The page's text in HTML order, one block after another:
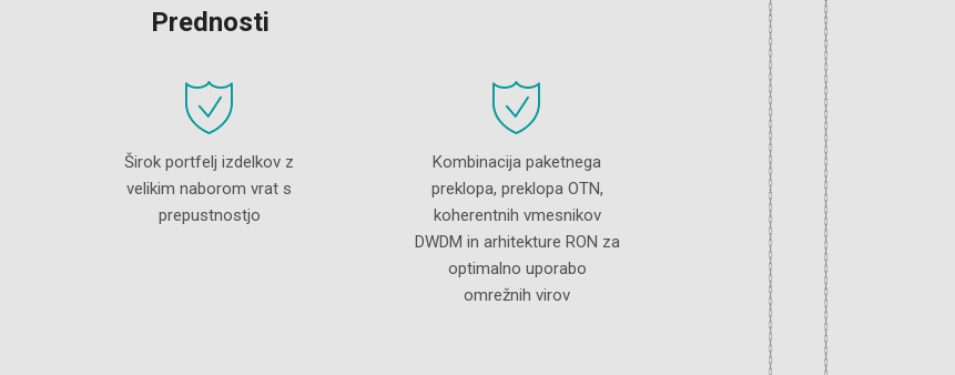
Prednosti
Širok portfelj izdelkov z
velikim naborom vrat s
prepustnostjo
Kombinacija paketnega
preklopa, preklopa OTN,
koherentnih vmesnikov
DWDM in arhitekture RON za
optimalno uporabo
omrežnih virov